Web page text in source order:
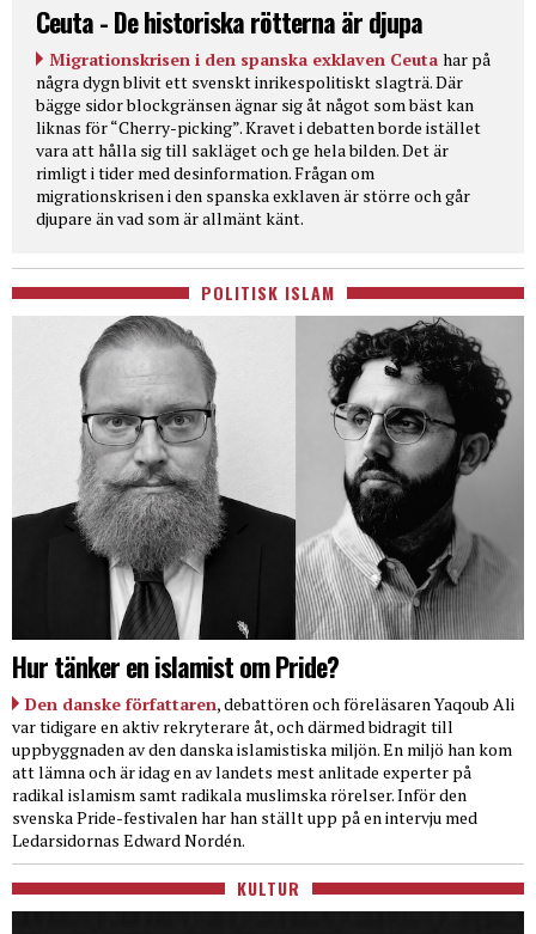
Ceuta - De historiska rötterna är djupa
Migrationskrisen i den spanska exklaven Ceuta har på
några dygn blivit ett svenskt inrikespolitiskt slagträ. Där
bägge sidor blockgränsen ägnar sig åt något som bäst kan
liknas för “Cherry-picking”. Kravet i debatten borde istället
vara att hålla sig till sakläget och ge hela bilden. Det är
rimligt i tider med desinformation. Frågan om
migrationskrisen i den spanska exklaven är större och går
djupare än vad som är allmänt känt.
POLITISK ISLAM
Hur tänker en islamist om Pride?
Den danske författaren, debattören och föreläsaren Yaqoub Ali
var tidigare en aktiv rekryterare åt, och därmed bidragit till
uppbyggnaden av den danska islamistiska miljön. En miljö han kom
att lämna och är idag en av landets mest anlitade experter på
radikal islamism samt radikala muslimska rörelser. Inför den
svenska Pride-festivalen har han ställt upp på en intervju med
Ledarsidornas Edward Nordén.
KULTUR